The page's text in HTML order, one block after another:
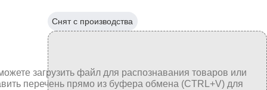
Снят с производства